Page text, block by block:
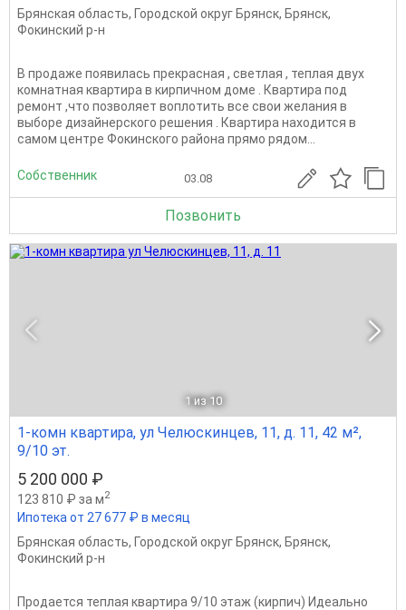
Брянская область, Городской округ Брянск, Брянск,
Фокинский р-н
В продаже появилась прекрасная , светлая , теплая двух
комнатная квартира в кирпичном доме . Квартира под
ремонт ,что позволяет воплотить все свои желания в
выборе дизайнерского решения . Квартира находится в
самом центре Фокинского района прямо рядом...
Собственник 03.08
Позвонить
1 из 10
1-комн квартира, ул Челюскинцев, 11, д. 11, 42 м²,
9/10 эт.
5 200 000 ₽
123 810 ₽ за м2
Ипотека от 27 677 ₽ в месяц
Брянская область, Городской округ Брянск, Брянск,
Фокинский р-н
Продается теплая квартира 9/10 этаж (кирпич) Идеально